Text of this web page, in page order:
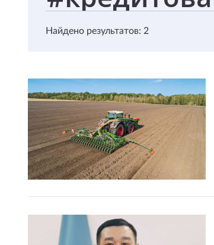
Найдено результатов: 2